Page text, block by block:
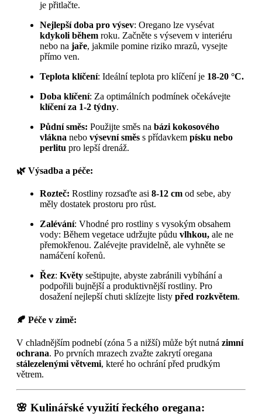
je přitlačte.
Nejlepší doba pro výsev: Oregano lze vysévat
kdykoli během roku. Začněte s výsevem v interiéru
nebo na jaře, jakmile pomine riziko mrazů, vysejte
přímo ven.
Teplota klíčení: Ideální teplota pro klíčení je 18-20 °C.
Doba klíčení: Za optimálních podmínek očekávejte
klíčení za 1-2 týdny.
Půdní směs: Použijte směs na bázi kokosového
vlákna nebo výsevní směs s přídavkem písku nebo
perlitu pro lepší drenáž.
🌿 Výsadba a péče:
Rozteč: Rostliny rozsaďte asi 8-12 cm od sebe, aby
měly dostatek prostoru pro růst.
Zalévání: Vhodné pro rostliny s vysokým obsahem
vody: Během vegetace udržujte půdu vlhkou, ale ne
přemokřenou. Zalévejte pravidelně, ale vyhněte se
namáčení kořenů.
Řez: Květy seštipujte, abyste zabránili vybíhání a
podpořili bujnější a produktivnější rostliny. Pro
dosažení nejlepší chuti sklízejte listy před rozkvětem.
🍂 Péče v zimě:
V chladnějším podnebí (zóna 5 a nižší) může být nutná zimní
ochrana. Po prvních mrazech zvažte zakrytí oregana
stálezelenými větvemi, které ho ochrání před prudkým
větrem.
🌸 Kulinářské využití řeckého oregana: